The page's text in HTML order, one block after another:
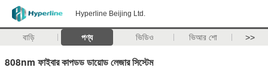
Hyperline Beijing Ltd.
বাড়ি পণ্য ভিডিও ভিআর শো >>
808nm ফাইবার কাপডড ডায়োড লেজার সিস্টেম